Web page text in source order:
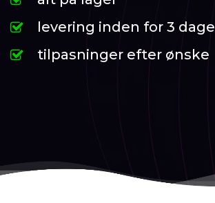
levering inden for 3 dage
tilpasninger efter ønske